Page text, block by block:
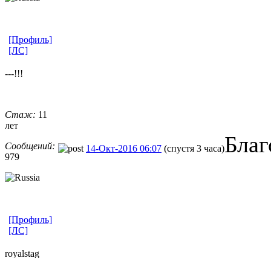
[Профиль]
[ЛС]
---!!!
Стаж: 11
лет
Сообщений:
979
14-Окт-2016 06:07 (спустя 3 часа)
[Профиль]
[ЛС]
royalstag